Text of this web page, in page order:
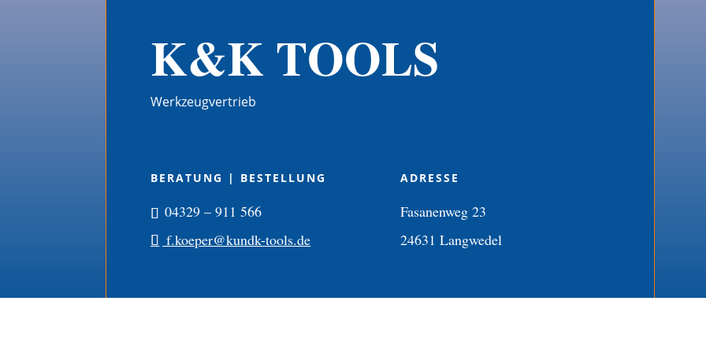
K&K TOOLS
Werkzeugvertrieb
BERATUNG | BESTELLUNG
04329 – 911 566
f.koeper@kundk-tools.de
ADRESSE
Fasanenweg 23
24631 Langwedel